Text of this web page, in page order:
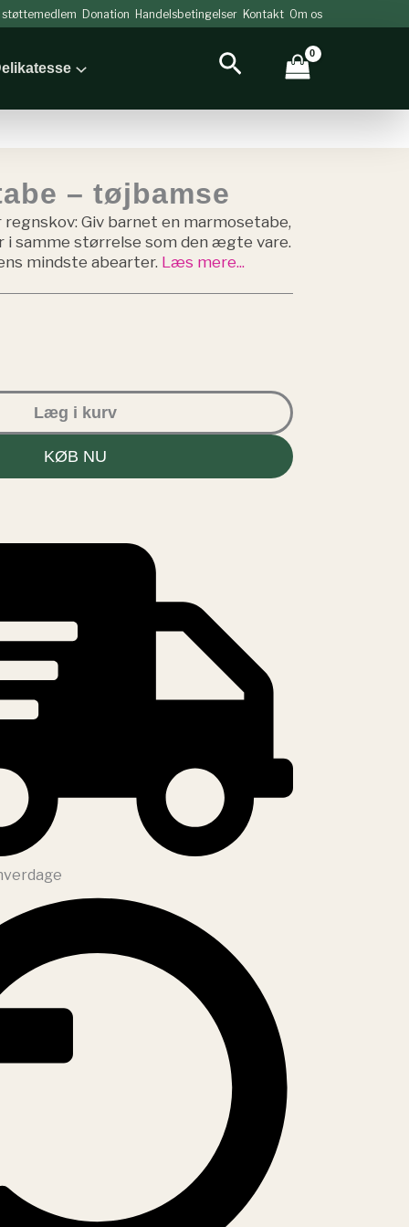
støttemedlem Donation Handelsbetingelser Kontakt Om os
Søg
– tøjbamse
regnskov: Giv barnet en marmosetabe,
samme størrelse som den ægte vare.
mindste abearter. Læs mere...
Læg i kurv
KØB NU